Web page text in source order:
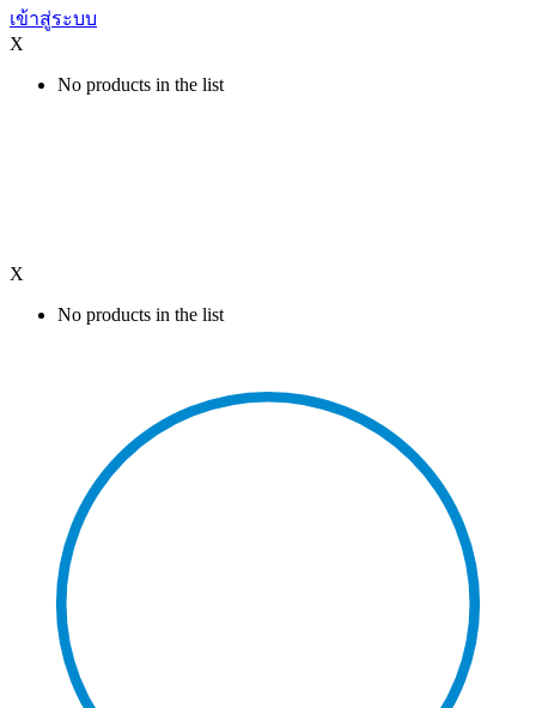
เข้าสู่ระบบ
X
No products in the list
X
No products in the list